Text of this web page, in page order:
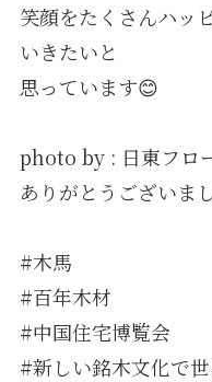
笑顔をたくさんハッ
いきたいと
思っています😊
photo by : 日東フロ
ありがとうございま
#木馬
#百年木材
#中国住宅博覧会
#新しい銘木文化で